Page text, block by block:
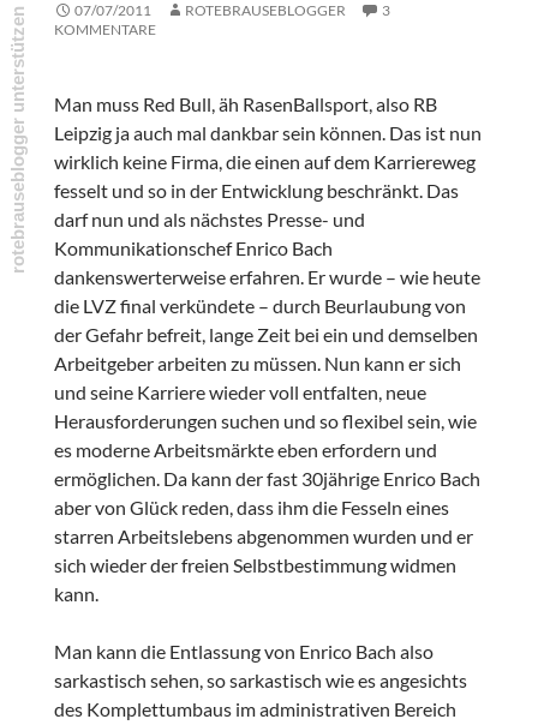
07/07/2011 ROTEBRAUSEBLOGGER
3
KOMMENTARE
Man muss Red Bull, äh RasenBallsport, also RB
Leipzig ja auch mal dankbar sein können. Das ist nun
wirklich keine Firma, die einen auf dem Karriereweg
fesselt und so in der Entwicklung beschränkt. Das
darf nun und als nächstes Presse- und
Kommunikationschef Enrico Bach
dankenswerterweise erfahren. Er wurde – wie heute
die LVZ final verkündete – durch Beurlaubung von
der Gefahr befreit, lange Zeit bei ein und demselben
Arbeitgeber arbeiten zu müssen. Nun kann er sich
und seine Karriere wieder voll entfalten, neue
Herausforderungen suchen und so flexibel sein, wie
es moderne Arbeitsmärkte eben erfordern und
ermöglichen. Da kann der fast 30jährige Enrico Bach
aber von Glück reden, dass ihm die Fesseln eines
starren Arbeitslebens abgenommen wurden und er
sich wieder der freien Selbstbestimmung widmen
kann.
Man kann die Entlassung von Enrico Bach also
sarkastisch sehen, so sarkastisch wie es angesichts
des Komplettumbaus im administrativen Bereich
rotebrauseblogger unterstützen